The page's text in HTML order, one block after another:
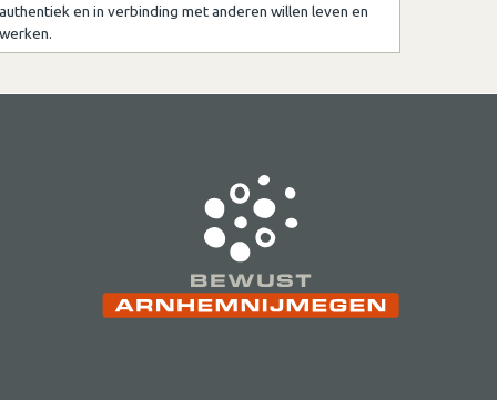
en in verbinding met anderen willen leven en